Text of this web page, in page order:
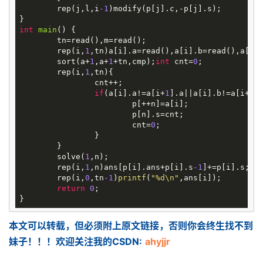
	rep(j,l,i
-1 )modify(p[j].c,-p[j].s);
int main ()
{
	rep(i,
1
	sort(a+
1 ,a+1 +tn,cmp); int cnt=0 ;
	rep(i,
1 ,tn){
if (a[i].a!=a[i+1 ].a||a[i].b!=a[i+
			cnt=
0 ;
	solve(
1 ,n);
	rep(i,
1 ,n)ans[p[i].ans+p[i].s -1 ]+=p[i].s;
	rep(i,
0 ,tn -1 ) printf ( "%d\n" ,ans[i]);
return 0 ;
本文可以转载，但必须附上原文链接，否则你会终生找不到
妹子！！！欢迎关注我的CSDN: ahyjjr